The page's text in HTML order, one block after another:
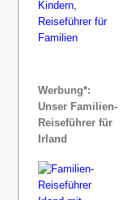
Werbung*:
Unser Familien-
Reiseführer für
Irland